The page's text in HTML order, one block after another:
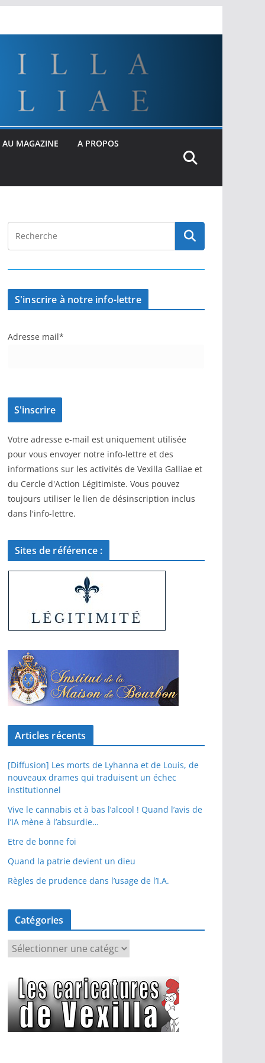
AU MAGAZINE A PROPOS
S'inscrire à notre info-lettre
Adresse mail*
Votre adresse e-mail est uniquement utilisée
pour vous envoyer notre info-lettre et des
informations sur les activités de Vexilla Galliae et
du Cercle d'Action Légitimiste. Vous pouvez
toujours utiliser le lien de désinscription inclus
dans l'info-lettre.
Sites de référence :
Articles récents
[Diffusion] Les morts de Lyhanna et de Louis, de
nouveaux drames qui traduisent un échec
institutionnel
Vive le cannabis et à bas l’alcool ! Quand l’avis de
l’IA mène à l’absurdie…
Etre de bonne foi
Quand la patrie devient un dieu
Règles de prudence dans l’usage de l’I.A.
Catégories
é
g
o
r